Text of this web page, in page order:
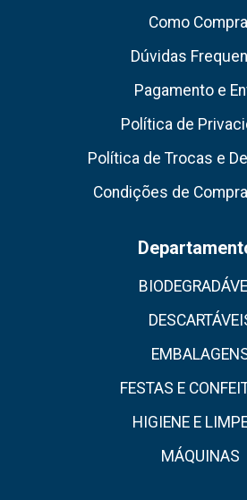
Como
Dúvidas
Pagamento e
Política de
Política de Trocas e
Condições de
FESTAS E
HIGIENE E
MÁQUINAS